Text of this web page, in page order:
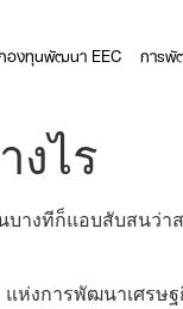
องทุนพัฒนา EEC การพั
งไร
นบางทีก็แอบสับสนว่
แห่งการพัฒนาเศรษ